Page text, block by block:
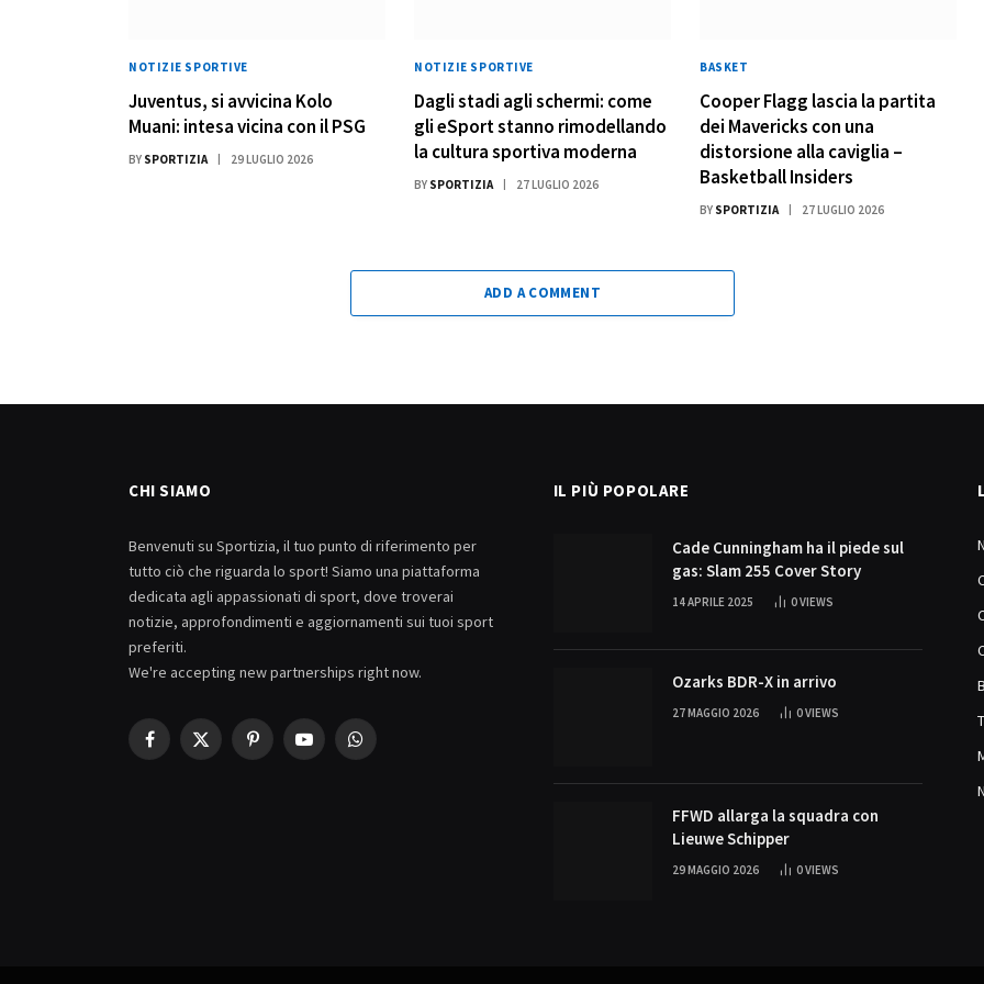
NOTIZIE SPORTIVE
Juventus, si avvicina Kolo
Muani: intesa vicina con il PSG
BY SPORTIZIA 29 LUGLIO 2026
NOTIZIE SPORTIVE
Dagli stadi agli schermi: come
gli eSport stanno rimodellando
la cultura sportiva moderna
BY SPORTIZIA 27 LUGLIO 2026
BASKET
Cooper Flagg lascia la partita
dei Mavericks con una
distorsione alla caviglia –
Basketball Insiders
BY SPORTIZIA 27 LUGLIO 2026
ADD A COMMENT
CHI SIAMO
Benvenuti su Sportizia, il tuo punto di riferimento per
tutto ciò che riguarda lo sport! Siamo una piattaforma
dedicata agli appassionati di sport, dove troverai
notizie, approfondimenti e aggiornamenti sui tuoi sport
preferiti.
We're accepting new partnerships right now.
Facebook
X
PinterestYouTubeWhatsApp
IL PIÙ POPOLARE
Cade Cunningham ha il piede sul
gas: Slam 255 Cover Story
14 APRILE 2025 0VIEWS
Ozarks BDR-X in arrivo
27 MAGGIO 2026 0VIEWS
FFWD allarga la squadra con
Lieuwe Schipper
29 MAGGIO 2026 0VIEWS